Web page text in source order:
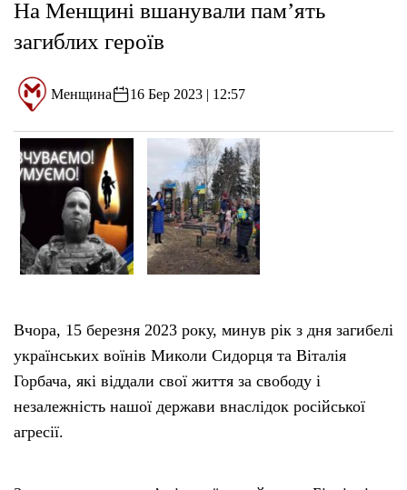
На Менщині вшанували пам’ять
загиблих героїв
Менщина 16 Бер 2023 | 12:57
Вчора, 15 березня 2023 року, минув рік з дня загибелі
українських воїнів Миколи Сидорця та Віталія
Горбача, які віддали свої життя за свободу і
незалежність нашої держави внаслідок російської
агресії.